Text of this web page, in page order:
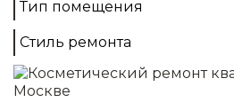
Демонтаж
Монтаж полов
Отделка стен/потолков
Установка освещения
Тип помещения
Стиль ремонта